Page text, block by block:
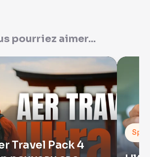
pourriez aimer...
Travel Pack 4